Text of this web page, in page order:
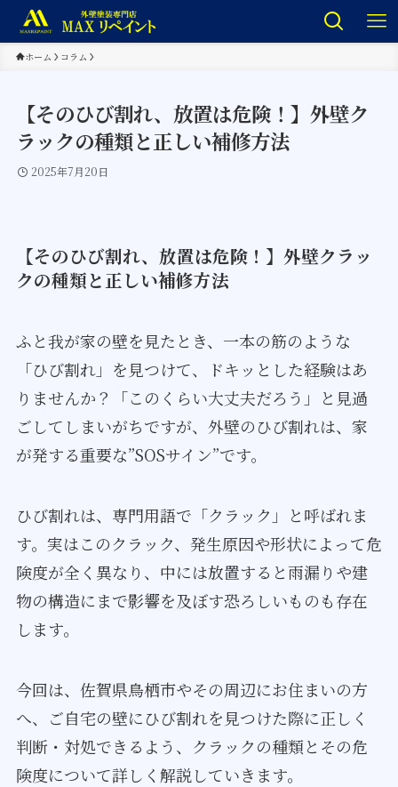
ホーム コラム
【そのひび割れ、放置は危険！】外壁ク
ラックの種類と正しい補修方法
2025年7月20日
【そのひび割れ、放置は危険！】外壁クラッ
クの種類と正しい補修方法
ふと我が家の壁を見たとき、一本の筋のような
「ひび割れ」を見つけて、ドキッとした経験はあ
りませんか？「このくらい大丈夫だろう」と見過
ごしてしまいがちですが、外壁のひび割れは、家
が発する重要な”SOSサイン”です。
ひび割れは、専門用語で「クラック」と呼ばれま
す。実はこのクラック、発生原因や形状によって危
険度が全く異なり、中には放置すると雨漏りや建
物の構造にまで影響を及ぼす恐ろしいものも存在
します。
今回は、佐賀県鳥栖市やその周辺にお住まいの方
へ、ご自宅の壁にひび割れを見つけた際に正しく
判断・対処できるよう、クラックの種類とその危
険度について詳しく解説していきます。